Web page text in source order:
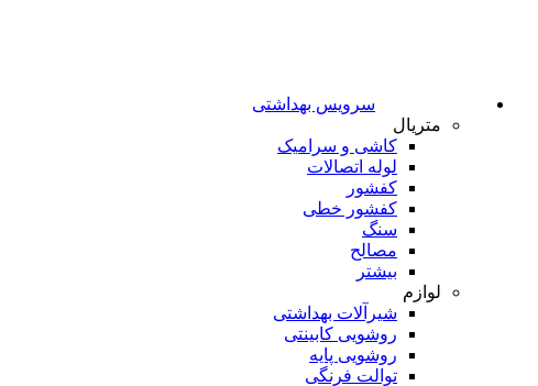
سرویس بهداشتی
متریال
کاشی و سرامیک
لوله اتصالات
کفشور
کفشور خطی
سنگ
مصالح
بیشتر
لوازم
شیرآلات بهداشتی
روشویی کابینتی
روشویی پایه
توالت فرنگی